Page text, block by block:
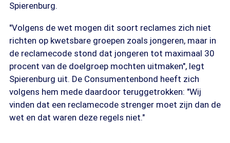
Spierenburg.
"Volgens de wet mogen dit soort reclames zich niet
richten op kwetsbare groepen zoals jongeren, maar in
de reclamecode stond dat jongeren tot maximaal 30
procent van de doelgroep mochten uitmaken", legt
Spierenburg uit. De Consumentenbond heeft zich
volgens hem mede daardoor teruggetrokken: "Wij
vinden dat een reclamecode strenger moet zijn dan de
wet en dat waren deze regels niet."